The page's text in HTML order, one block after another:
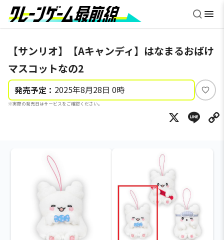
【サンリオ】【Aキャンディ】はなまるおばけ
マスコットなの2
発売予定： 2025年8月28日 0時
※実際の発売日はサービスをご確認ください。
い
ね
X